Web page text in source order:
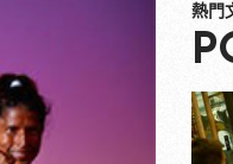
熱門